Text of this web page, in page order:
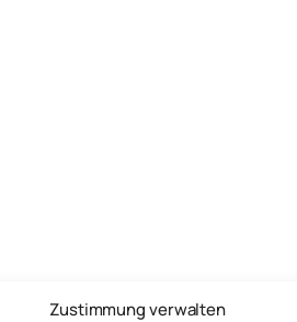
Zustimmung verwalten